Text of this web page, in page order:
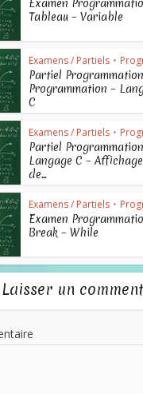
Examen
Tableau – Variable
Examens / Partiels •
Partiel
Programmation –
C
Examens / Partiels •
Partiel
Langage C – Affichage
de...
Examens / Partiels •
Examen
Break – While
Laisser un